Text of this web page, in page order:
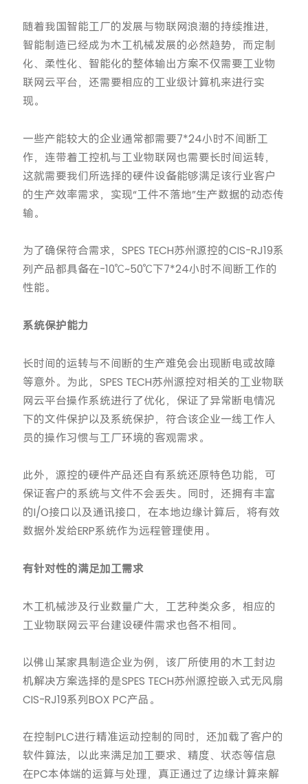
随着我国智能工厂的发展与物联网浪潮的持续推进，
智能制造已经成为木工机械发展的必然趋势，而定制
化、柔性化、智能化的整体输出方案不仅需要工业物
联网云平台，还需要相应的工业级计算机来进行实
现。
一些产能较大的企业通常都需要7*24小时不间断工
作，连带着工控机与工业物联网也需要长时间运转，
这就需要我们所选择的硬件设备能够满足该行业客户
的生产效率需求，实现“工件不落地”生产数据的动态传
输。
为了确保符合需求，SPES TECH苏州源控的CIS-RJ19系
列产品都具备在-10℃~50℃下7*24小时不间断工作的
性能。
系统保护能力
长时间的运转与不间断的生产难免会出现断电或故障
等意外。为此，SPES TECH苏州源控对相关的工业物联
网云平台操作系统进行了优化，保证了异常断电情况
下的文件保护以及系统保护，符合该企业一线工作人
员的操作习惯与工厂环境的客观需求。
此外，源控的硬件产品还自有系统还原特色功能，可
保证客户的系统与文件不会丢失。同时，还拥有丰富
的I/O接口以及通讯接口，在本地边缘计算后，将有效
数据外发给ERP系统作为远程管理使用。
有针对性的满足加工需求
木工机械涉及行业数量广大，工艺种类众多，相应的
工业物联网云平台建设硬件需求也各不相同。
以佛山某家具制造企业为例，该厂所使用的木工封边
机解决方案选择的是SPES TECH苏州源控嵌入式无风扇
CIS-RJ19系列BOX PC产品。
在控制PLC进行精准运动控制的同时，还加载了客户的
软件算法，以此来满足加工要求、精度、状态等信息
在PC本体端的运算与处理，真正通过了边缘计算来解